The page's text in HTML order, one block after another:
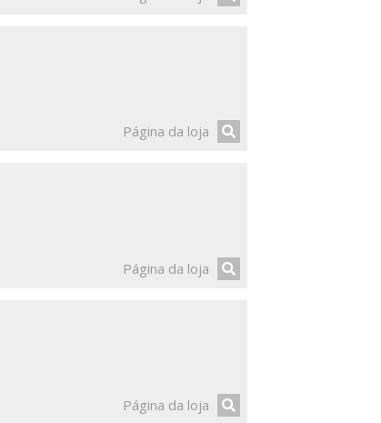
Página da loja
Página da loja
Página da loja